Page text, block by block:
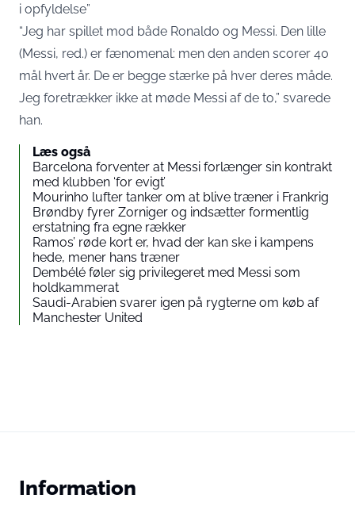
i opfyldelse”
“Jeg har spillet mod både Ronaldo og Messi. Den lille
(Messi, red.) er fænomenal: men den anden scorer 40
mål hvert år. De er begge stærke på hver deres måde.
Jeg foretrækker ikke at møde Messi af de to,” svarede
han.
Læs også
Barcelona forventer at Messi forlænger sin kontrakt
med klubben ‘for evigt’
Mourinho lufter tanker om at blive træner i Frankrig
Brøndby fyrer Zorniger og indsætter formentlig
erstatning fra egne rækker
Ramos’ røde kort er, hvad der kan ske i kampens
hede, mener hans træner
Dembélé føler sig privilegeret med Messi som
holdkammerat
Saudi-Arabien svarer igen på rygterne om køb af
Manchester United
Information